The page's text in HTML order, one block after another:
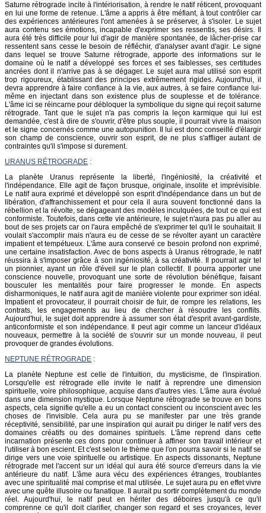
Saturne rétrograde incite à l'intériorisation, à rendre le natif réticent, provoquant
en lui une forme de retenue. L'âme a appris à être méfiant, à tout contrôler car
des expériences antérieures l'ont amenées à se préserver, à s'isoler. Le sujet
aura contenu ses émotions, incapable d'exprimer ses ressentis, ses désirs. Il
aura été très difficile pour lui d'agir de manière spontanée, de lâcher-prise car
ressentent sans cesse le besoin de réfléchir, d'analyser avant d'agir. Le signe
dans lequel se trouve Saturne rétrograde, apporte des informations sur le
domaine où le natif a développé ses forces et ses faiblesses, ses certitudes
ancrées dont il n'arrive pas à se dégager. Le sujet aura mal utilisé son esprit
trop rigoureux, établissant des principes extrêmement rigides. Aujourd'hui, il
devra apprendre à faire confiance à la vie, aux autres, à se faire confiance lui-
même en injectant dans son existence plus de souplesse et de tolérance.
L'âme ici se réincarne pour débloquer la symbolique du signe qui reçoit saturne
rétrograde. Tant que le sujet n'a pas compris la leçon karmique qui lui est
demandée, c'est à dire de s'ouvrir, d'être plus souple, il pourrait vivre la maison
et le signe concernés comme une autopunition. Il lui est donc conseillé d'élargir
son champ de conscience, ouvrir son esprit, de ne plus s'affliger autant de
contraintes qu'il s'impose si durement.
URANUS RÉTROGRADE :
La planète Uranus représente la liberté, l'ingéniosité, la créativité et
l'indépendance. Elle agit de façon brusque, originale, insolite et imprévisible.
Le natif aura exprimé et développé son esprit d'indépendance dans un but de
libération, d'affranchissement et pour cela il aura souvent fonctionné dans la
rébellion et la révolte, se dégageant des modèles inculquées, de tout ce qui est
conformiste. Toutefois, dans cette vie antérieure, le sujet n'aura pas pu aller au
bout de ses projets car on l'aura empêché de s'exprimer tel qu'il le souhaitait. Il
voulait s'accomplir mais n'aura eu de cesse de se révolter ayant un caractère
impatient et tempétueux. L'âme aura conservé ce besoin profond non exprimé,
une certaine insatisfaction. Avec de bons aspects à Uranus rétrograde, le natif
réussira à s'imposer grâce à son ingéniosité, à sa créativité. Il pourrait agir tel
un pionnier, ayant un rôle d'éveil sur le plan collectif. Il pourra apporter une
conscience nouvelle, provoquant une sorte de révolution bénéfique, faisant
bousculer les mentalités pour faire progresser le monde. En aspects
disharmoniques, le natif aura agit de manière violente pour exprimer son idéal.
Impatient et provocateur, il pourrait choisir de fuir, de rompre les relations, les
contrats, les engagements au lieu de chercher à résoudre les conflits.
Aujourd'hui, le sujet doit apprendre à assumer son état d'esprit avant-gardiste,
anticonformiste et son indépendance. Il peut agir comme un lanceur d'idéaux
nouveaux, permettre à la société de s'ouvrir sur un monde nouveau, il peut
provoquer de grandes évolutions.
NEPTUNE RÉTROGRADE :
La planète Neptune est celle de l'intuition, du mysticisme, de l'inspiration.
Lorsqu'elle est rétrograde elle invite le natif à reprendre une dimension
spirituelle, voire philosophique, acquise dans d'autres vies. L'âme aura évolué
dans une dimension mystique. Lorsque Neptune rétrograde se trouve en bons
aspects, cela signifie qu'elle a eu un contact conscient ou inconscient avec les
choses de l'invisible. Cela aura pu se manifester par une très grande
réceptivité, sensibilité, par une inspiration qui aurait pu diriger le natif vers des
domaines créatifs ou des domaines spirituels. L'âme reprend dans cette
incarnation présente ces dons pour continuer à affiner son travail intérieur et
l'utiliser à bon escient. Et c'est selon le thème que l'on pourra savoir si le natif se
dirige vers une voie spirituelle ou artistique. En aspects dissonants, Neptune
rétrograde met l'accent sur un idéal qui aura été source d'erreurs dans la vie
antérieure du natif. L'âme aura vécu des expériences étranges, troublantes
avec une spiritualité mal comprise et mal utilisée. Le sujet aura pu en effet vivre
avec une quête illusoire ou fanatique. Il aurait pu sortir complètement du monde
réel. Aujourd'hui, le natif peut en hériter des déboires jusqu'à ce qu'il
comprenne ce qu'il doit clarifier, changer son regard et ses croyances, lever